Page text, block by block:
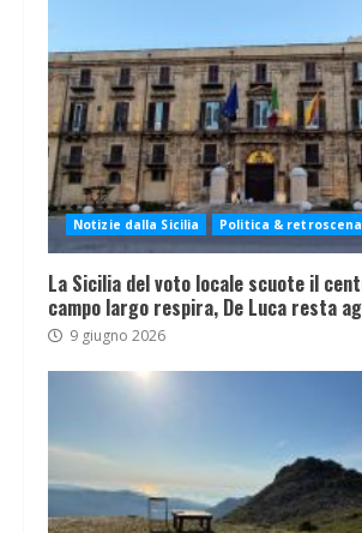
Notizie dalla Sicilia Politica & retroscena
La Sicilia del voto locale scuote il
campo largo respira, De Luca resta
9 giugno 2026